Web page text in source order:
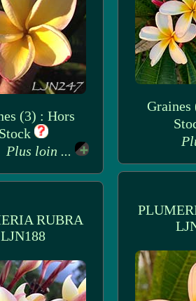
(3) : Hors
Stock
Plus loin ...
Graines
RUBRA
LJN188